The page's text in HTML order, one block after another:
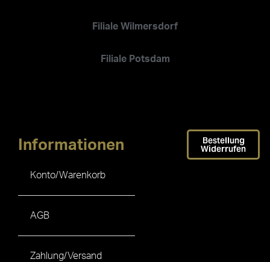
Filiale Wilmersdorf
Filiale Potsdam
Informationen
Konto/Warenkorb
AGB
Zahlung/Versand
Bestellung
Widerrufen